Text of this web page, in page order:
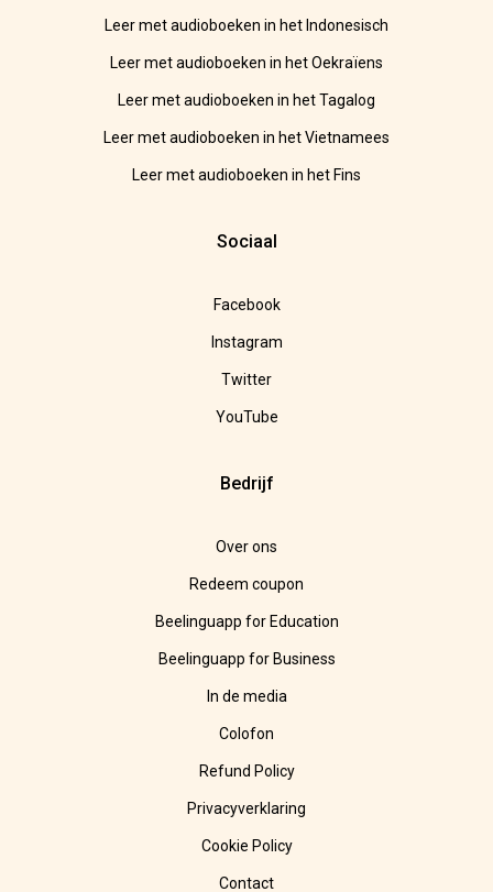
Leer met audioboeken in het Indonesisch
Leer met audioboeken in het Oekraïens
Leer met audioboeken in het Tagalog
Leer met audioboeken in het Vietnamees
Leer met audioboeken in het Fins
Sociaal
Facebook
Instagram
Twitter
YouTube
Bedrijf
Over ons
Redeem coupon
Beelinguapp for Education
Beelinguapp for Business
In de media
Colofon
Refund Policy
Privacyverklaring
Cookie Policy
Contact